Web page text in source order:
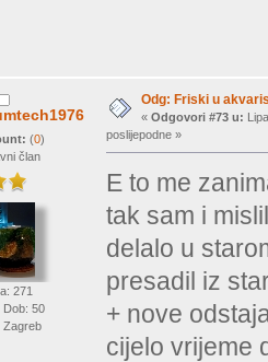
(0)
član
271
50
Zagreb
Odg: Friski u
« Odgovori #73 u:
poslijepodne »
E to me
tak sam i
delalo u
presadil iz
+ nove
cijelo vrijeme